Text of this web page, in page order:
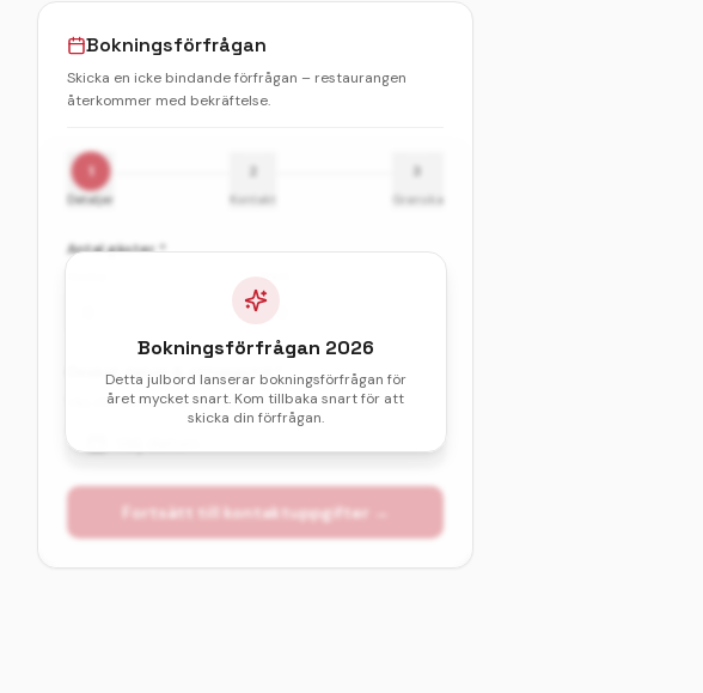
Bokningsförfrågan
Skicka en icke bindande förfrågan – restaurangen
återkommer med bekräftelse.
1
Detaljer Kontakt
3
Granska
Antal gäster *
Barn
Önskat datum & sittningstid *
Välj ditt förstaval av datum och tid.
Fortsätt till kontaktuppgifter →
Bokningsförfrågan 2026
Detta julbord lanserar bokningsförfrågan för
året mycket snart. Kom tillbaka snart för att
skicka din förfrågan.